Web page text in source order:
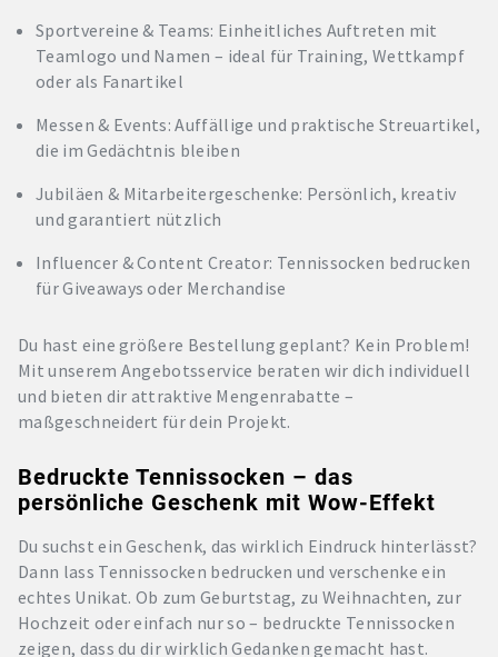
Sportvereine & Teams: Einheitliches Auftreten mit
Teamlogo und Namen – ideal für Training, Wettkampf
oder als Fanartikel
Messen & Events: Auffällige und praktische Streuartikel,
die im Gedächtnis bleiben
Jubiläen & Mitarbeitergeschenke: Persönlich, kreativ
und garantiert nützlich
Influencer & Content Creator: Tennissocken bedrucken
für Giveaways oder Merchandise
Du hast eine größere Bestellung geplant? Kein Problem!
Mit unserem Angebotsservice beraten wir dich individuell
und bieten dir attraktive Mengenrabatte –
maßgeschneidert für dein Projekt.
Bedruckte Tennissocken – das
persönliche Geschenk mit Wow-Effekt
Du suchst ein Geschenk, das wirklich Eindruck hinterlässt?
Dann lass Tennissocken bedrucken und verschenke ein
echtes Unikat. Ob zum Geburtstag, zu Weihnachten, zur
Hochzeit oder einfach nur so – bedruckte Tennissocken
zeigen, dass du dir wirklich Gedanken gemacht hast.